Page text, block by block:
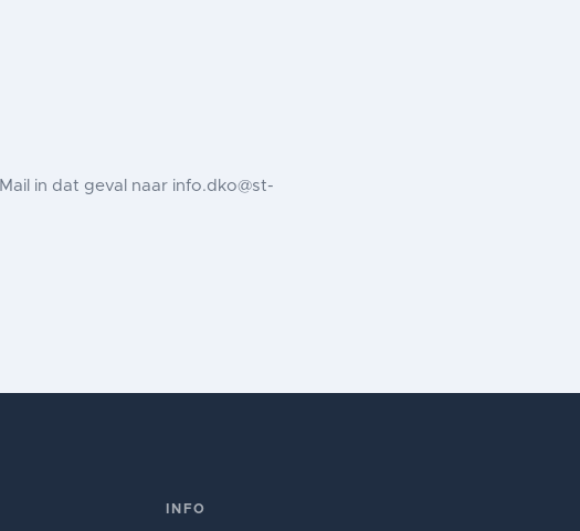
Mail in dat geval naar info.dko@st-
INFO